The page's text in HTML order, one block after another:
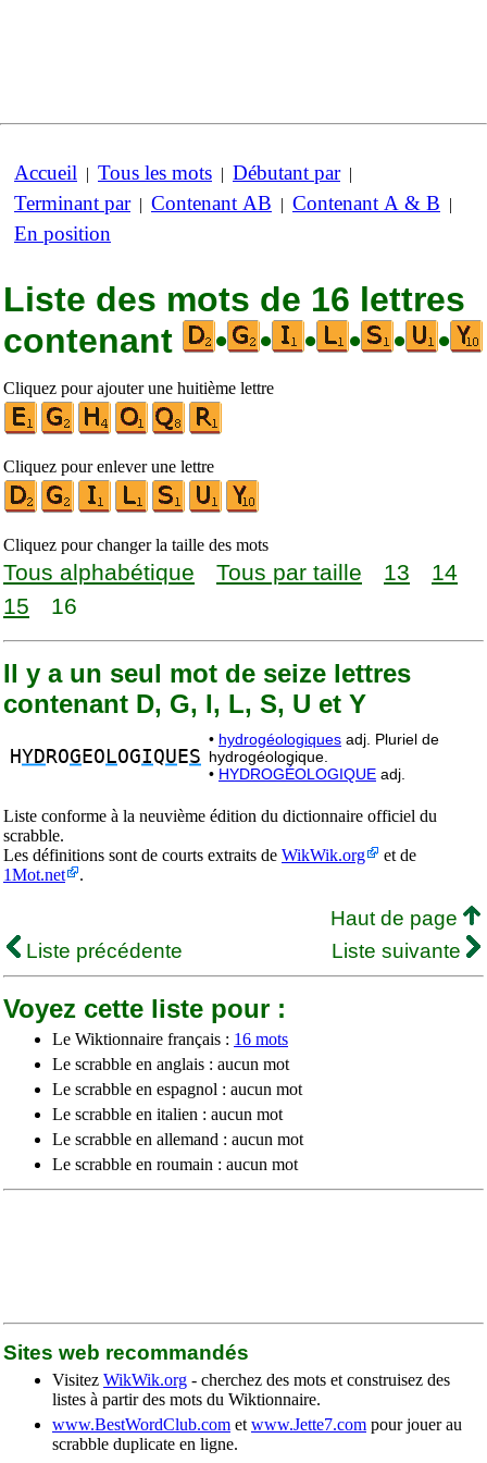
Accueil | Tous les mots | Débutant par|
Terminant par| Contenant AB | Contenant A & B |
En position
Liste des mots de 16 lettres
contenant
• • • • • •
Cliquez pour ajouter une huitième lettre
Cliquez pour enlever une lettre
Cliquez pour changer la taille des mots
Tous alphabétique Tous par taille 13
14
15
16
Il y a un seul mot de seize lettres
contenant D, G, I, L, S, U et Y
HYD ROG EO LOGIQU ES
• hydrogéologiques adj. Pluriel de
hydrogéologique.
• HYDROGÉOLOGIQUE adj.
Liste conforme à la neuvième édition du dictionnaire officiel du
scrabble.
Les définitions sont de courts extraits de WikWik.org
et de
1Mot.net
.
Haut de page
Liste précédente
Liste suivante
Voyez cette liste pour :
Le Wiktionnaire français : 16 mots
Le scrabble en anglais : aucun mot
Le scrabble en espagnol : aucun mot
Le scrabble en italien : aucun mot
Le scrabble en allemand : aucun mot
Le scrabble en roumain : aucun mot
Sites web recommandés
Visitez WikWik.org - cherchez des mots et construisez des
listes à partir des mots du Wiktionnaire.
www.BestWordClub.com et www.Jette7.com pour jouer au
scrabble duplicate en ligne.